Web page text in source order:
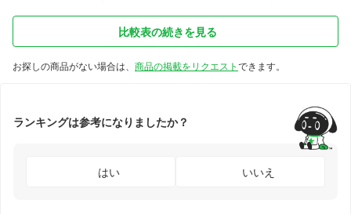
比較表の続きを見る
お探しの商品がない場合は、 商品の掲載をリクエスト できます。
ランキングは参考になりましたか？
はい いいえ